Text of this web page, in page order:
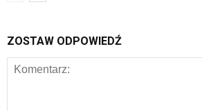
ZOSTAW ODPOWIEDŹ